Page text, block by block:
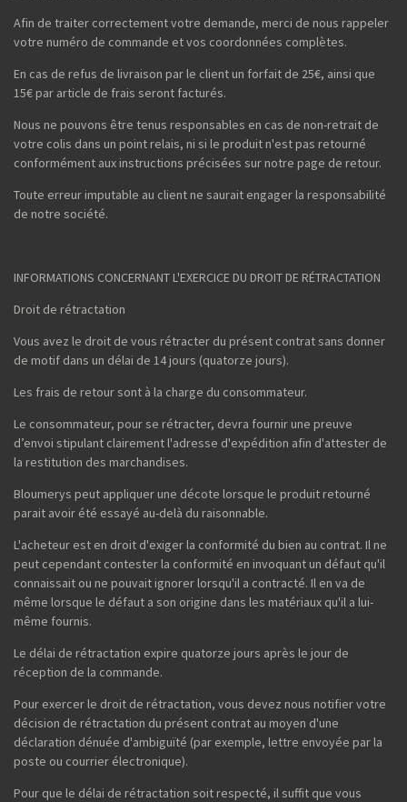
Afin de traiter correctement votre demande, merci de nous rappeler
votre numéro de commande et vos coordonnées complètes.
En cas de refus de livraison par le client un forfait de 25€, ainsi que
15€ par article de frais seront facturés.
Nous ne pouvons être tenus responsables en cas de non-retrait de
votre colis dans un point relais, ni si le produit n'est pas retourné
conformément aux instructions précisées sur notre page de retour.
Toute erreur imputable au client ne saurait engager la responsabilité
de notre société.
INFORMATIONS CONCERNANT L'EXERCICE DU DROIT DE RÉTRACTATION
Droit de rétractation
Vous avez le droit de vous rétracter du présent contrat sans donner
de motif dans un délai de 14 jours (quatorze jours).
Les frais de retour sont à la charge du consommateur.
Le consommateur, pour se rétracter, devra fournir une preuve
d’envoi stipulant clairement l'adresse d'expédition afin d'attester de
la restitution des marchandises.
Bloumerys peut appliquer une décote lorsque le produit retourné
parait avoir été essayé au-delà du raisonnable.
L'acheteur est en droit d'exiger la conformité du bien au contrat. Il ne
peut cependant contester la conformité en invoquant un défaut qu'il
connaissait ou ne pouvait ignorer lorsqu'il a contracté. Il en va de
même lorsque le défaut a son origine dans les matériaux qu'il a lui-
même fournis.
Le délai de rétractation expire quatorze jours après le jour de
réception de la commande.
Pour exercer le droit de rétractation, vous devez nous notifier votre
décision de rétractation du présent contrat au moyen d'une
déclaration dénuée d'ambiguïté (par exemple, lettre envoyée par la
poste ou courrier électronique).
Pour que le délai de rétractation soit respecté, il suffit que vous